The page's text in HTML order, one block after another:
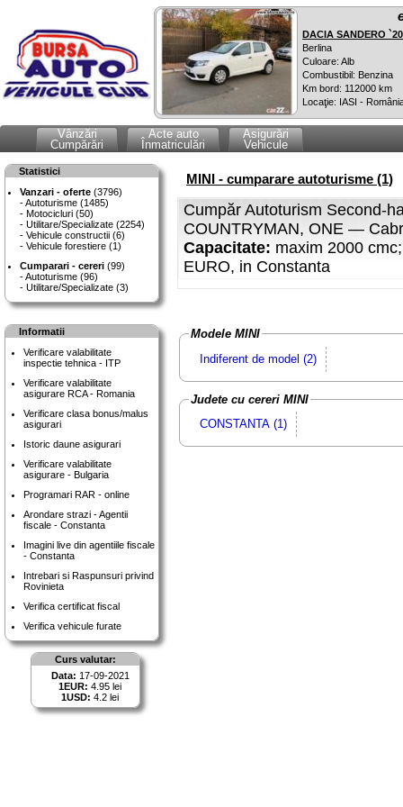
DACIA SANDERO
Berlina
Culoare: Alb
Combustibil: Benzina
Km bord: 112000 km
Locaţie: IASI -
Vânzări
Cumpărări
Acte auto
Înmatriculări
Asigurări
Vehicule
Statistici
Vanzari - oferte (3796)
Autoturisme (1485)
Motocicluri (50)
Utilitare/Specializate (2254)
Vehicule constructii (6)
Vehicule forestiere (1)
Cumparari - cereri (99)
Autoturisme (96)
Utilitare/Specializate (3)
Informatii
Verificare valabilitate
inspectie tehnica - ITP
Verificare valabilitate
asigurare RCA - Romania
Verificare clasa bonus/malus
asigurari
Istoric daune asigurari
Verificare valabilitate
asigurare - Bulgaria
Programari RAR - online
Arondare strazi - Agentii
fiscale - Constanta
Imagini live din agentiile fiscale
- Constanta
Intrebari si Raspunsuri privind
Rovinieta
Verifica certificat fiscal
Verifica vehicule furate
Curs valutar:
Data: 17-09-2021
1EUR: 4.95 lei
1USD: 4.2 lei
MINI - cumparare autoturisme (1)
Cumpăr Autoturism Second-
COUNTRYMAN, ONE —
Capacitate: maxim 2000
EURO, in Constanta
Modele MINI
Indiferent de model (2)
Judete cu cereri MINI
CONSTANTA (1)